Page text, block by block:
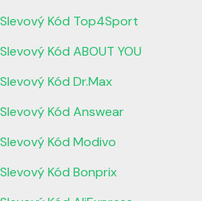
Slevový Kód Top4Sport
Slevový Kód ABOUT YOU
Slevový Kód Dr.Max
Slevový Kód Answear
Slevový Kód Modivo
Slevový Kód Bonprix